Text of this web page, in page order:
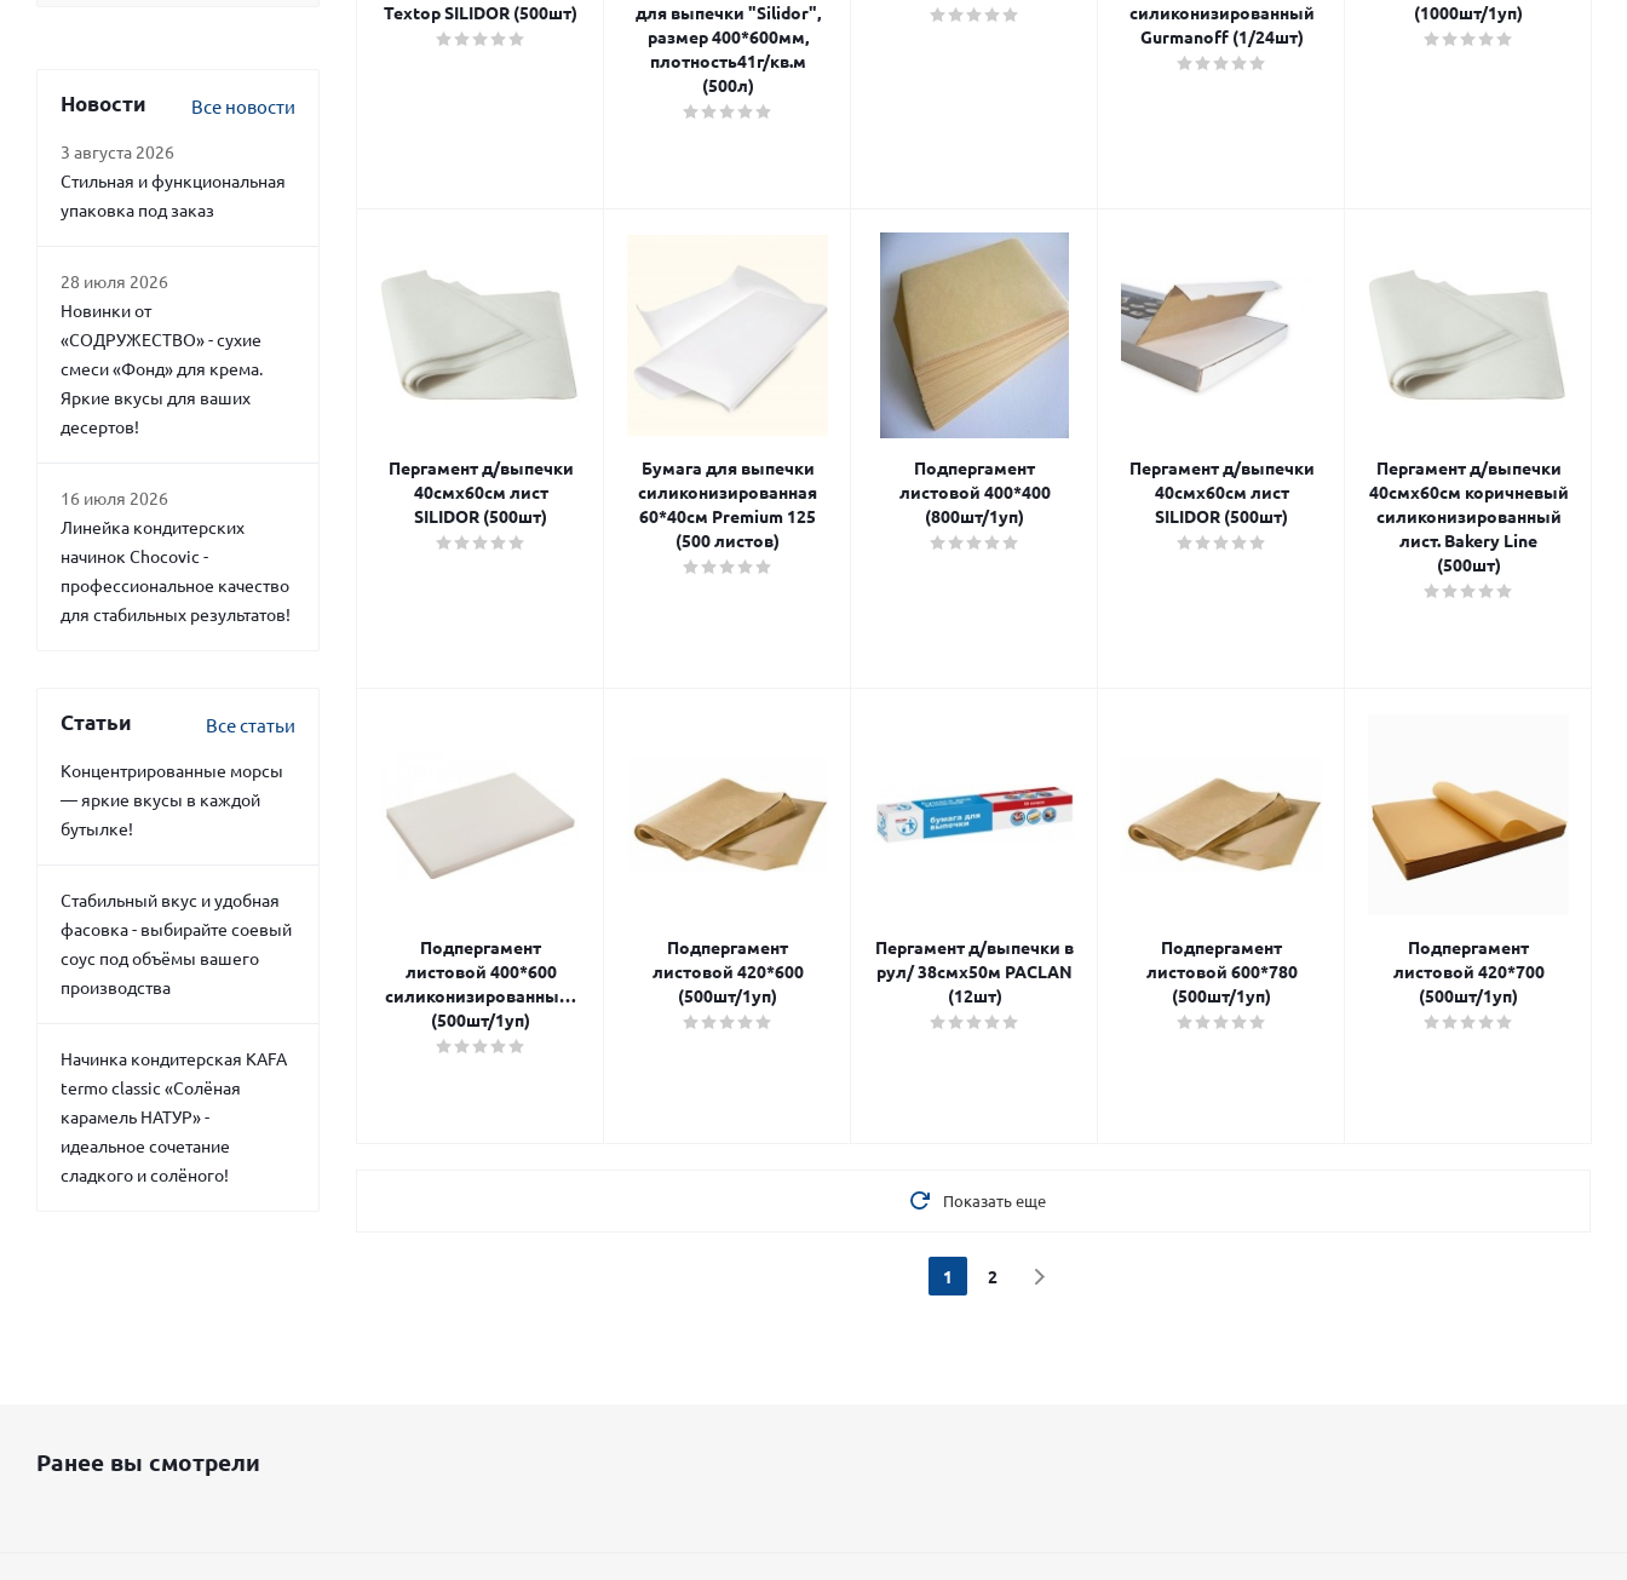
Textop SILIDOR (500шт)
для выпечки "Silidor",
размер 400*600мм,
плотность41г/кв.м
(500л)
силиконизированный
Gurmanoff (1/24шт)
(1000шт/1уп)
Пергамент д/выпечки
40смх60см лист
SILIDOR (500шт)
Бумага для выпечки
силиконизированная
60*40см Premium 125
(500 листов)
Подпергамент
листовой 400*400
(800шт/1уп)
Пергамент д/выпечки
40смх60см лист
SILIDOR (500шт)
Пергамент д/выпечки
40смх60см коричневый
силиконизированный
лист. Bakery Line
(500шт)
Подпергамент
листовой 400*600
силиконизированный,многоразовый(
(500шт/1уп)
Подпергамент
листовой 420*600
(500шт/1уп)
Пергамент д/выпечки в
рул/ 38смх50м PACLAN
(12шт)
Подпергамент
листовой 600*780
(500шт/1уп)
Подпергамент
листовой 420*700
(500шт/1уп)
Показать еще
1 2
Новости Все новости
3 августа 2026
Стильная и функциональная
упаковка под заказ
28 июля 2026
Новинки от
«СОДРУЖЕСТВО» - сухие
смеси «Фонд» для крема.
Яркие вкусы для ваших
десертов!
16 июля 2026
Линейка кондитерских
начинок Chocovic -
профессиональное качество
для стабильных результатов!
Статьи Все статьи
Концентрированные морсы
— яркие вкусы в каждой
бутылке!
Стабильный вкус и удобная
фасовка - выбирайте соевый
соус под объёмы вашего
производства
Начинка кондитерская KAFA
termo classic «Солёная
карамель НАТУР» -
идеальное сочетание
сладкого и солёного!
Ранее вы смотрели